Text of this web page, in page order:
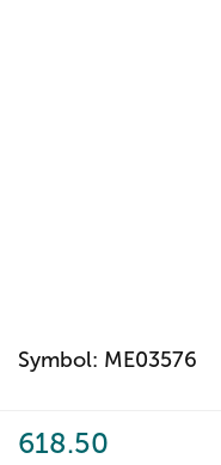
Symbol: ME03576
618.50